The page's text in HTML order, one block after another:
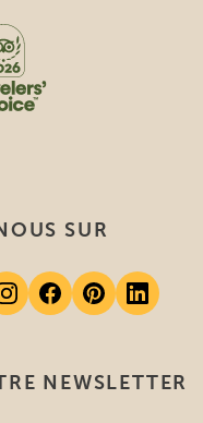
NEWSLETTER
SUR